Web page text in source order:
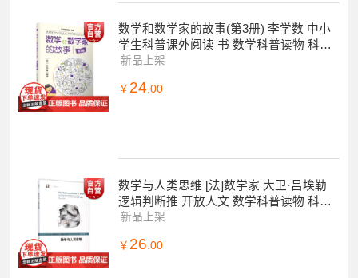
数学和数学家的故事(第3册) 李学数 中小
学生科普课外阅读 书 数学科普读物 科普
综合 自然科学 上海科学技术出版社 世
新品上架
￥ 24.00
数学与人类思维 [法]数学家 大卫·吕埃勒
逻辑判断推 开放人文 数学科普读物 科普
综合 自然科学 上海科技 世纪出版
新品上架
￥ 26 .00